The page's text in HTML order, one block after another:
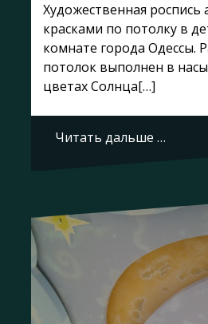
Художественная
красками по потолку в
комнате города Одессы.
потолок выполнен в
цветах Солнца[…]
Читать дальше …